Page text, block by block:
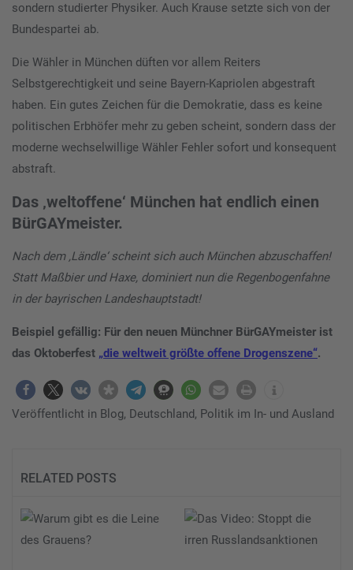
sondern studierter Physiker. Auch Krause setzte sich von der
Bundespartei ab.
Die Wähler in München düften vor allem Reiters
Selbstgerechtigkeit und seine Bayern-Kapriolen abgestraft
haben. Ein gutes Zeichen für die Demokratie, dass es keine
politischen Erbhöfer mehr zu geben scheint, sondern dass der
moderne wechselwillige Wähler Fehler sofort und konsequent
abstraft.
Das ‚weltoffene‘ München hat endlich einen
BürGAYmeister.
Nach dem ‚Ländle‘ scheint sich auch München abzuschaffen!
Statt Maßbier und Haxe, dominiert nun die Regenbogenfahne
in der bayrischen Landeshauptstadt!
Beispiel gefällig: Für den neuen Münchner BürGAYmeister ist
das Oktoberfest „die weltweit größte offene Drogenszene“.
Veröffentlicht in Blog, Deutschland, Politik im In- und Ausland
RELATED POSTS